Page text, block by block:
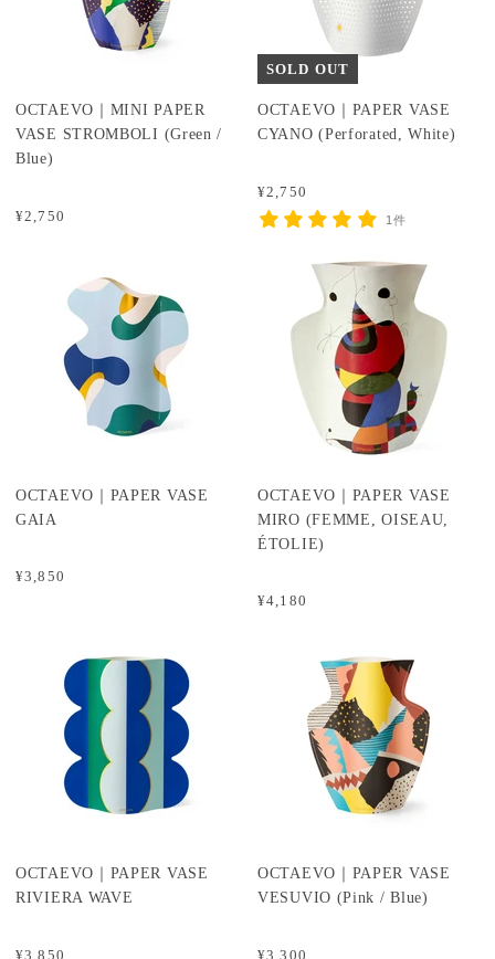
¥2,750
OCTAEVO｜MINI PAPER
VASE STROMBOLI (Green /
Blue)
SOLD OUT
¥2,750
OCTAEVO｜PAPER VASE
CYANO (Perforated, White)
1件
¥3,850
OCTAEVO｜PAPER VASE
GAIA
¥4,180
OCTAEVO｜PAPER VASE
MIRO (FEMME, OISEAU,
ÉTOLIE)
¥3,850
OCTAEVO｜PAPER VASE
RIVIERA WAVE
¥3,300
OCTAEVO｜PAPER VASE
VESUVIO (Pink / Blue)